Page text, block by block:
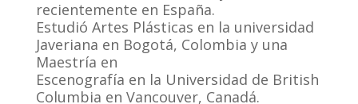
recientemente en España.
Estudió Artes Plásticas en la universidad
Javeriana en Bogotá, Colombia y una
Maestría en
Escenografía en la Universidad de British
Columbia en Vancouver, Canadá.